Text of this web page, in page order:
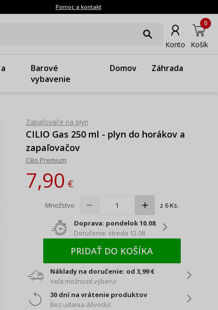
Pomoc a kontakt
Konto Košík
0
Barové
vybavenie
Domov Záhrada
Zapaľovače na plyn
CILIO Gas 250 ml - plyn do horákov a
zapaľovačov
Cilio Premium
7,90€
Množstvo z 6 Ks.
Doprava: pondelok 10.08
Doručenie: streda 12.08
PRIDAŤ DO KOŠÍKA
Náklady na doručenie: od 3,99 €
Veľa možností výberu!
30 dní na vrátenie produktov
Bez udania dôvodu!